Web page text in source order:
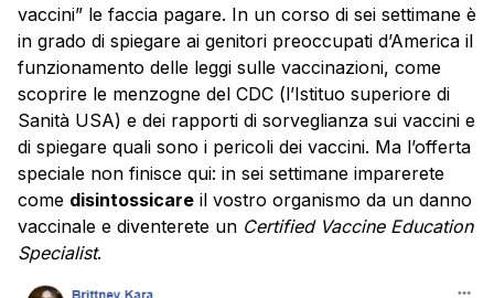
vaccini” le faccia pagare. In un corso di sei settimane è
in grado di spiegare ai genitori preoccupati d’America il
funzionamento delle leggi sulle vaccinazioni, come
scoprire le menzogne del CDC (l’Istituo superiore di
Sanità USA) e dei rapporti di sorveglianza sui vaccini e
di spiegare quali sono i pericoli dei vaccini. Ma l’offerta
speciale non finisce qui: in sei settimane imparerete
come disintossicare il vostro organismo da un danno
vaccinale e diventerete un Certified Vaccine Education
Specialist.